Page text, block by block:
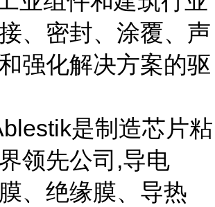
、密封、涂覆、声
强化解决方案的驱
是制造芯片粘
领先公司,导电
、绝缘膜、导热